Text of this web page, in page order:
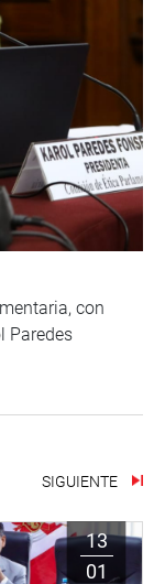
con
Paredes
SIGUIENTE
13
01